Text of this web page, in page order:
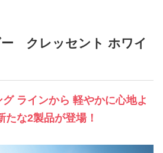
クレッセント ホワイ
ラインから 軽やかに心地よ
たな2製品が登場！